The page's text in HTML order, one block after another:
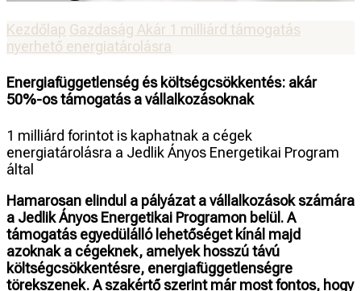
Kezdőlap Gazdaság Akár 1 milliárd támogatás
nyerhető energiatárolásra
Energiafüggetlenség és költségcsökkentés: akár
50%-os támogatás a vállalkozásoknak
1 milliárd forintot is kaphatnak a cégek
energiatárolásra a Jedlik Ányos Energetikai Program
által
Hamarosan elindul a pályázat a vállalkozások számára
a Jedlik Ányos Energetikai Programon belül. A
támogatás egyedülálló lehetőséget kínál majd
azoknak a cégeknek, amelyek hosszú távú
költségcsökkentésre, energiafüggetlenségre
törekszenek. A szakértő szerint már most fontos, hogy